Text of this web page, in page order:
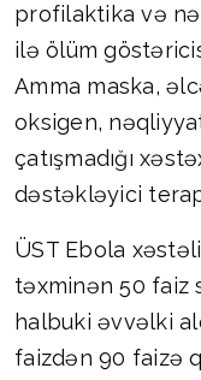
profilaktika və
ilə ölüm
Amma maska,
oksigen,
çatışmadığı
dəstəkləyici
ÜST Ebola
təxminən 50 faiz
halbuki əvvəlki
faizdən 90 faizə